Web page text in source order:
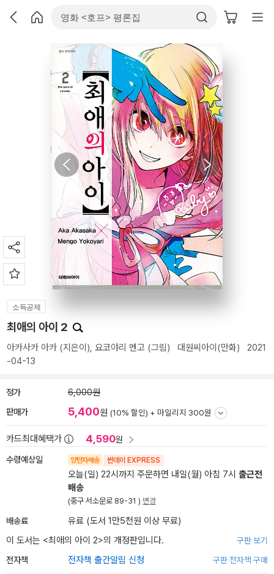
소득공제
최애의 아이 2
아카사카 아카 (지은이), 요코야리 멘고 (그림) 대원씨아이(만화) 2021
-04-13
정가 6,000원
판매가 5,400원 (10% 할인) + 마일리지 300원
카드최대혜택가 4,590원
수령예상일 양탄자배송 썬데이 EXPRESS
오늘(일) 22시까지 주문하면 내일(월) 아침 7시 출근전
배송
(중구 서소문로 89-31 ) 변경
배송료
유료 (도서 1만5천원 이상 무료)
이 도서는 <최애의 아이 2>의 개정판입니다. 구판 보기
전자책 전자책 출간알림 신청 구판 전자책 구매